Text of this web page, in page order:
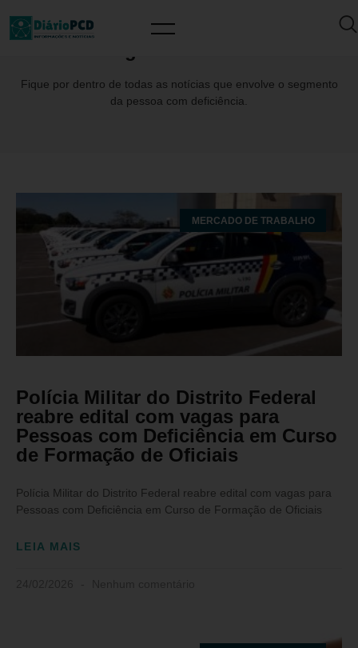
Fique por dentro de todas as notícias que envolve o segmento
da pessoa com deficiência.
MERCADO DE TRABALHO
Polícia Militar do Distrito Federal
reabre edital com vagas para
Pessoas com Deficiência em Curso
de Formação de Oficiais
Polícia Militar do Distrito Federal reabre edital com vagas para
Pessoas com Deficiência em Curso de Formação de Oficiais
LEIA MAIS